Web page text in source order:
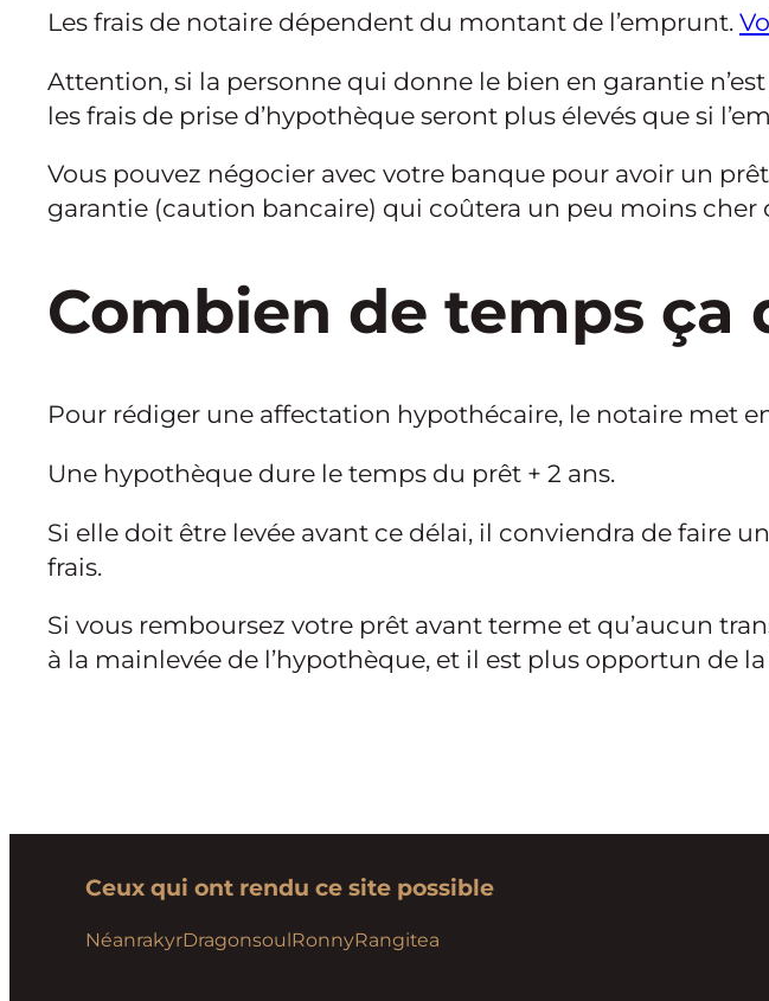
Les frais de notaire dépendent du montant de l’emprunt.
Attention, si la personne qui donne le bien en garantie
les frais de prise d’hypothèque seront plus élevés que si
Vous pouvez négocier avec votre banque pour avoir un
garantie (caution bancaire) qui coûtera un peu moins cher
Combien de temps ça
Pour rédiger une affectation hypothécaire, le notaire met
Une hypothèque dure le temps du prêt + 2 ans.
Si elle doit être levée avant ce délai, il conviendra de faire
frais.
Si vous remboursez votre prêt avant terme et qu’aucun
à la mainlevée de l’hypothèque, et il est plus opportun de
Ceux qui ont rendu ce site possible
NéanrakyrDragonsoulRonnyRangitea